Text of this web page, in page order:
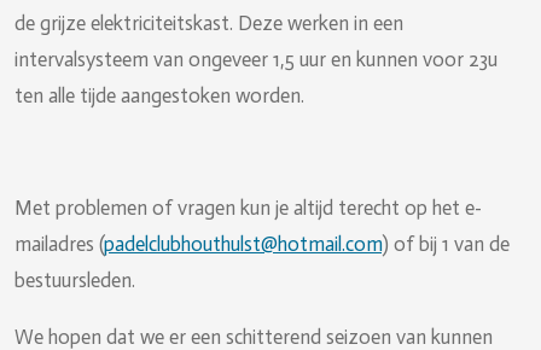
de grijze elektriciteitskast. Deze werken in een
intervalsysteem van ongeveer 1,5 uur en kunnen voor 23u
ten alle tijde aangestoken worden.
Met problemen of vragen kun je altijd terecht op het e-
mailadres (padelclubhouthulst@hotmail.com) of bij 1 van de
bestuursleden.
We hopen dat we er een schitterend seizoen van kunnen